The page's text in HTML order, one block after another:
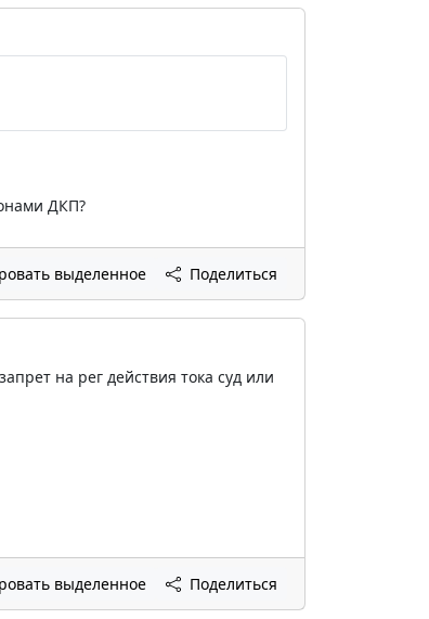
ДКП?
выделенное Поделиться
на рег действия тока суд или
выделенное Поделиться